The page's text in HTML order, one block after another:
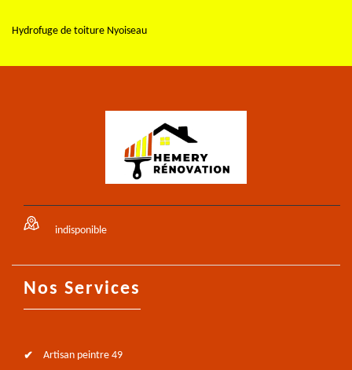
Hydrofuge de toiture Nyoiseau
indisponible
Nos Services
Artisan peintre 49